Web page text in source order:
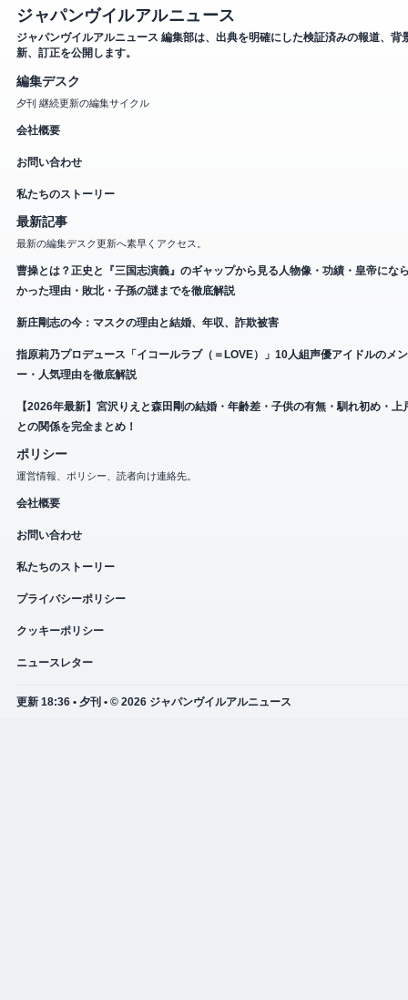
ジャパンヴイルアルニュース
ジャパンヴイルアルニュース 編集部は、出典を明確にした検証済みの報道、背
新、訂正を公開します。
編集デスク
夕刊 継続更新の編集サイクル
会社概要
お問い合わせ
私たちのストーリー
最新記事
最新の編集デスク更新へ素早くアクセス。
曹操とは？正史と『三国志演義』のギャップから見る人物像・功績・皇帝にな
かった理由・敗北・子孫の謎までを徹底解説
新庄剛志の今：マスクの理由と結婚、年収、詐欺被害
指原莉乃プロデュース「イコールラブ（＝LOVE）」10人組声優アイドルのメ
ー・人気理由を徹底解説
【2026年最新】宮沢りえと森田剛の結婚・年齢差・子供の有無・馴れ初め・上
との関係を完全まとめ！
ポリシー
運営情報、ポリシー、読者向け連絡先。
会社概要
お問い合わせ
私たちのストーリー
プライバシーポリシー
クッキーポリシー
ニュースレター
更新 18:36 • 夕刊 • © 2026 ジャパンヴイルアルニュース